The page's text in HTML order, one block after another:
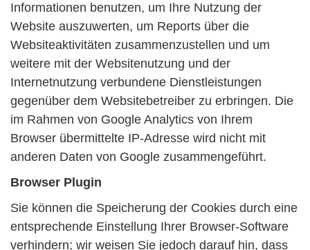
Informationen benutzen, um Ihre Nutzung der
Website auszuwerten, um Reports über die
Websiteaktivitäten zusammenzustellen und um
weitere mit der Websitenutzung und der
Internetnutzung verbundene Dienstleistungen
gegenüber dem Websitebetreiber zu erbringen. Die
im Rahmen von Google Analytics von Ihrem
Browser übermittelte IP-Adresse wird nicht mit
anderen Daten von Google zusammengeführt.
Browser Plugin
Sie können die Speicherung der Cookies durch eine
entsprechende Einstellung Ihrer Browser-Software
verhindern; wir weisen Sie jedoch darauf hin, dass